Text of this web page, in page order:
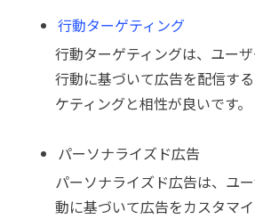
行動ターゲティング
行動ターゲティングは、ユー
行動に基づいて広告を配信す
ケティングと相性が良いです。
パーソナライズド広告
パーソナライズド広告は、ユ
動に基づいて広告をカスタマイ